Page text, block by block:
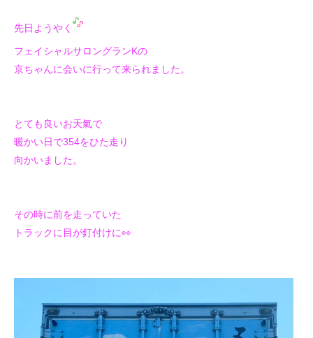
先日ようやく
フェイシャルサロングランKの
京ちゃんに会いに行って来られました。
とても良いお天氣で
暖かい日で354をひた走り
向かいました。
その時に前を走っていた
トラックに目が釘付けに👀